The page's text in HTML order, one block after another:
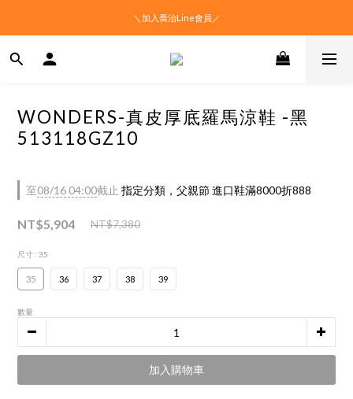
＼加入喬治Line會員／
WONDERS-真皮厚底羅馬涼鞋 -黑
513118GZ10
至08/16 04:00截止 指定分類，父親節 進口鞋滿8000折888
NT$5,904 NT$7,380
尺寸 : 35
35 36 37 38 39
數量
加入購物車